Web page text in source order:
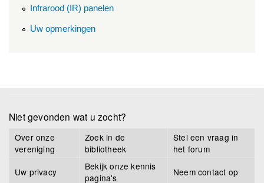
Infrarood (IR) panelen
Uw opmerkingen
Niet gevonden wat u zocht?
Over onze
vereniging
Zoek in de
bibliotheek
Stel een vraag in
het forum
Uw privacy
Bekijk onze kennis
pagina's
Neem contact op